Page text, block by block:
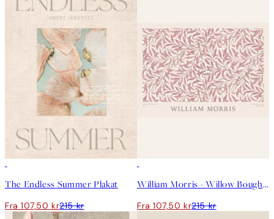
The Endless Summer Plakat
Fra 107,50 kr215 kr
William Morris - Willow Bough Pink Landscape Plakat
Fra 107,50 kr215 kr